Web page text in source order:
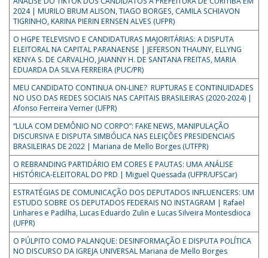
2024 | MURILO BRUM ALISON, TIAGO BORGES, CAMILA SCHIAVON
TIGRINHO, KARINA PIERIN ERNSEN ALVES (UFPR)
O HGPE TELEVISIVO E CANDIDATURAS MAJORITÁRIAS: A DISPUTA
ELEITORAL NA CAPITAL PARANAENSE | JEFERSON THAUNY, ELLYNG
KENYA S. DE CARVALHO, JAIANNY H. DE SANTANA FREITAS, MARIA
EDUARDA DA SILVA FERREIRA (PUC/PR)
MEU CANDIDATO CONTINUA ON-LINE? RUPTURAS E CONTINUIDADES
NO USO DAS REDES SOCIAIS NAS CAPITAIS BRASILEIRAS (2020-2024) |
Afonso Ferreira Verner (UFPR)
“LULA COM DEMÔNIO NO CORPO”: FAKE NEWS, MANIPULAÇÃO
DISCURSIVA E DISPUTA SIMBÓLICA NAS ELEIÇÕES PRESIDENCIAIS
BRASILEIRAS DE 2022 | Mariana de Mello Borges (UTFPR)
O REBRANDING PARTIDÁRIO EM CORES E PAUTAS: UMA ANÁLISE
HISTÓRICA-ELEITORAL DO PRD | Miguel Quessada (UFPR/UFSCar)
ESTRATÉGIAS DE COMUNICAÇÃO DOS DEPUTADOS INFLUENCERS: UM
ESTUDO SOBRE OS DEPUTADOS FEDERAIS NO INSTAGRAM | Rafael
Linhares e Padilha, Lucas Eduardo Zulin e Lucas Silveira Montesdioca
(UFPR)
O PÚLPITO COMO PALANQUE: DESINFORMAÇÃO E DISPUTA POLÍTICA
NO DISCURSO DA IGREJA UNIVERSAL Mariana de Mello Borges